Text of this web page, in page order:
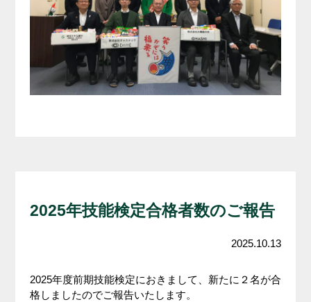
2025年技能検定合格者数のご報告
2025.10.13
2025年度前期技能検定におきまして、新たに２名が合
格しましたのでご報告いたします。